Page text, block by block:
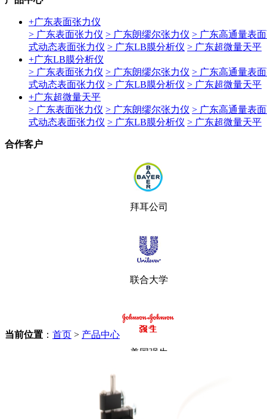
+广东表面张力仪
> 广东表面张力仪 > 广东朗缪尔张力仪 > 广东高通量表
式动态表面张力仪 > 广东LB膜分析仪 > 广东超微量天平
+广东LB膜分析仪
> 广东表面张力仪 > 广东朗缪尔张力仪 > 广东高通量表
式动态表面张力仪 > 广东LB膜分析仪 > 广东超微量天平
+广东超微量天平
> 广东表面张力仪 > 广东朗缪尔张力仪 > 广东高通量表
式动态表面张力仪 > 广东LB膜分析仪 > 广东超微量天平
合作客户
拜耳公司
联合大学
美国强生
当前位置 ： 首页 > 产品中心